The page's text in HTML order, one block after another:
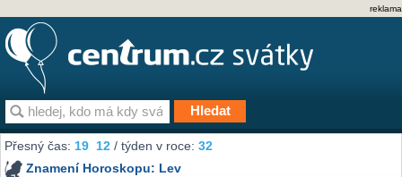
reklama
Přesný čas:19 12 / týden v roce:32
Znamení Horoskopu: Lev